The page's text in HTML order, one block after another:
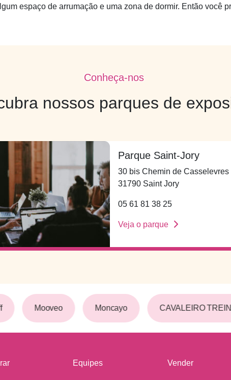
espaço de arrumação e uma zona de dormir. Então você
Conheça-nos
nossos parques de
Parque Saint-Jory
30 bis Chemin de Casselevres
31790 Saint Jory
05 61 81 38 25
Veja o parque
Mooveo Moncayo CAVALEIRO
Equipes Vender